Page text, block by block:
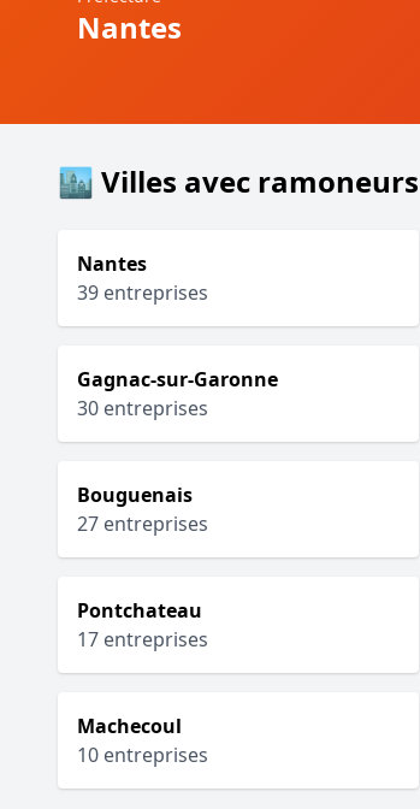
Nantes
🏙️ Villes avec ramoneurs
Nantes
39 entreprises
Gagnac-sur-Garonne
30 entreprises
Bouguenais
27 entreprises
Pontchateau
17 entreprises
Machecoul
10 entreprises